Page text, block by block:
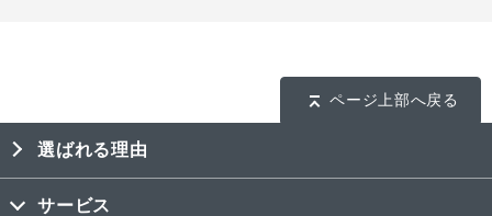
ページ上部へ戻る
選ばれる理由
サービス